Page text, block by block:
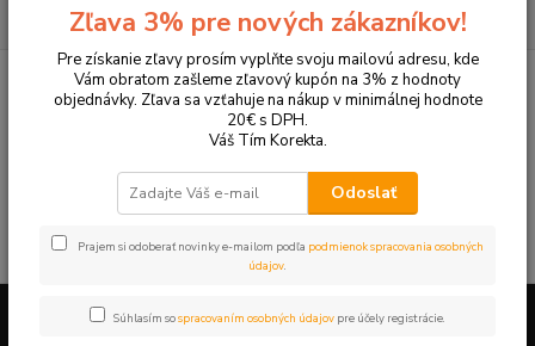
Hľadať
Tonery a náplne do tlačiarní LEXMARK Z23
V tejto kategórii nebol nájdený žiadny tovar.
Zľava 3% pre nových zákazníkov!
Pre získanie zľavy prosím vyplňte svoju mailovú adresu, kde
Vám obratom zašleme zľavový kupón na 3% z hodnoty
objednávky. Zľava sa vzťahuje na nákup v minimálnej hodnote
20€ s DPH.
Váš Tím Korekta.
Odoslať
Prajem si odoberať novinky e-mailom podľa podmienok spracovania osobných
údajov.
Súhlasím sospracovaním osobných údajov pre účely registrácie.